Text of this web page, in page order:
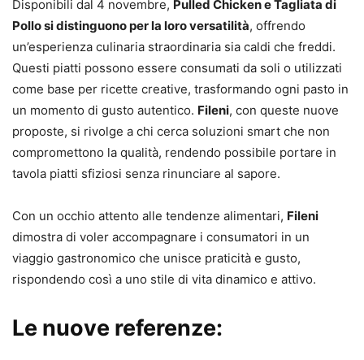
Disponibili dal 4 novembre, Pulled Chicken e Tagliata di
Pollo si distinguono per la loro versatilità, offrendo
un’esperienza culinaria straordinaria sia caldi che freddi.
Questi piatti possono essere consumati da soli o utilizzati
come base per ricette creative, trasformando ogni pasto in
un momento di gusto autentico. Fileni, con queste nuove
proposte, si rivolge a chi cerca soluzioni smart che non
compromettono la qualità, rendendo possibile portare in
tavola piatti sfiziosi senza rinunciare al sapore.
Con un occhio attento alle tendenze alimentari, Fileni
dimostra di voler accompagnare i consumatori in un
viaggio gastronomico che unisce praticità e gusto,
rispondendo così a uno stile di vita dinamico e attivo.
Le nuove referenze: